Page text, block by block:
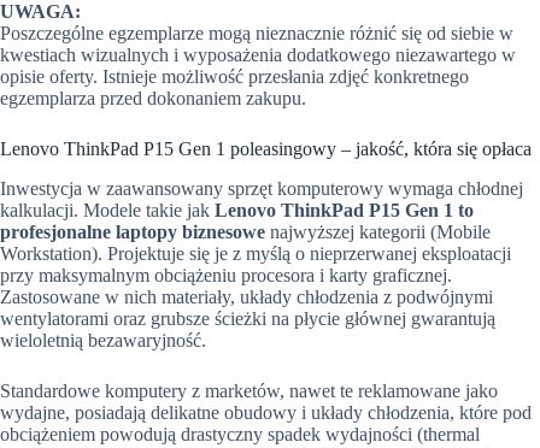
UWAGA:
Poszczególne egzemplarze mogą nieznacznie różnić się od siebie w
kwestiach wizualnych i wyposażenia dodatkowego niezawartego w
opisie oferty. Istnieje możliwość przesłania zdjęć konkretnego
egzemplarza przed dokonaniem zakupu.
Lenovo ThinkPad P15 Gen 1 poleasingowy – jakość, która się opłaca
Inwestycja w zaawansowany sprzęt komputerowy wymaga chłodnej
kalkulacji. Modele takie jak Lenovo ThinkPad P15 Gen 1 to
profesjonalne laptopy biznesowe najwyższej kategorii (Mobile
Workstation). Projektuje się je z myślą o nieprzerwanej eksploatacji
przy maksymalnym obciążeniu procesora i karty graficznej.
Zastosowane w nich materiały, układy chłodzenia z podwójnymi
wentylatorami oraz grubsze ścieżki na płycie głównej gwarantują
wieloletnią bezawaryjność.
Standardowe komputery z marketów, nawet te reklamowane jako
wydajne, posiadają delikatne obudowy i układy chłodzenia, które pod
obciążeniem powodują drastyczny spadek wydajności (thermal